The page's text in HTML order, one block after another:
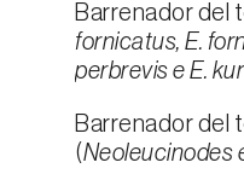
Barrenador del
fornicatus, E.
perbrevis e E.
Barrenador del
(Neoleucinodes